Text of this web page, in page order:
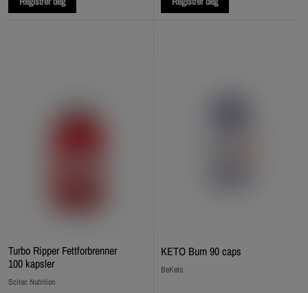
Turbo Ripper Fettforbrenner
100 kapsler
Scitec Nutrition
KETO Burn 90 caps
BeKeto